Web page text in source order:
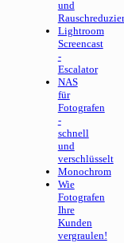
und
Lightroom
Screencast
-
Escalator
NAS
für
Fotografen
-
schnell
und
verschlüsselt
Monochrom
Wie
Fotografen
Ihre
Kunden
vergraulen!